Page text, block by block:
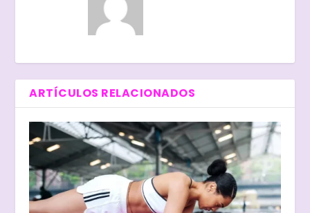
ARTÍCULOS RELACIONADOS